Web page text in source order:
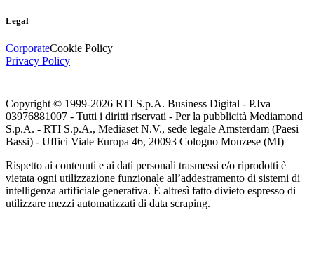
Legal
CorporateCookie Policy
Privacy Policy
Copyright © 1999-2026 RTI S.p.A. Business Digital - P.Iva
03976881007 - Tutti i diritti riservati - Per la pubblicità Mediamond
S.p.A. - RTI S.p.A., Mediaset N.V., sede legale Amsterdam (Paesi
Bassi) - Uffici Viale Europa 46, 20093 Cologno Monzese (MI)
Rispetto ai contenuti e ai dati personali trasmessi e/o riprodotti è
vietata ogni utilizzazione funzionale all’addestramento di sistemi di
intelligenza artificiale generativa. È altresì fatto divieto espresso di
utilizzare mezzi automatizzati di data scraping.